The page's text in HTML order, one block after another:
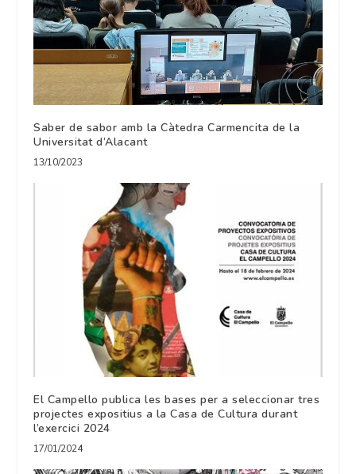
Saber de sabor amb la Càtedra Carmencita de la
Universitat d’Alacant
13/10/2023
El Campello publica les bases per a seleccionar tres
projectes expositius a la Casa de Cultura durant
l’exercici 2024
17/01/2024